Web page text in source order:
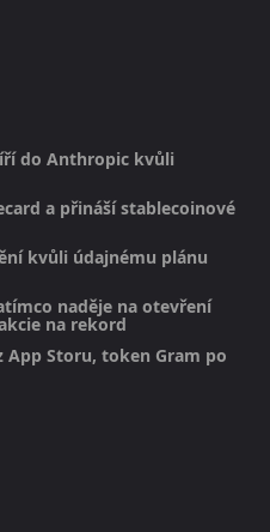
do Anthropic kvůli
a přináší stablecoinové
kvůli údajnému plánu
naděje na otevření
na rekord
App Storu, token Gram po